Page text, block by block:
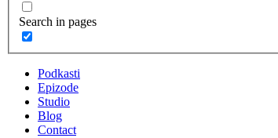
Search in pages
Podkasti
Epizode
Studio
Blog
Contact